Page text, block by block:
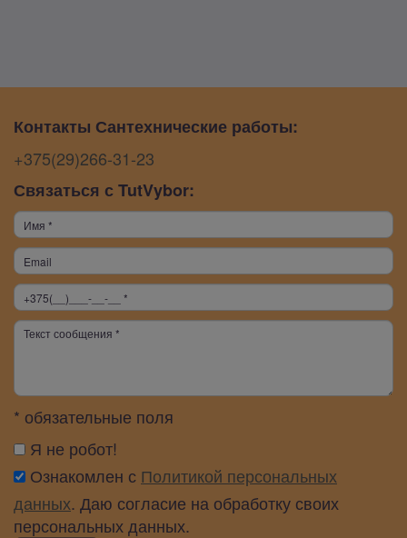
Контакты Сантехнические работы:
+375(29)266-31-23
Связаться с TutVybor:
* обязательные поля
Я не робот!
Ознакомлен с Политикой персональных
данных. Даю согласие на обработку своих
персональных данных.